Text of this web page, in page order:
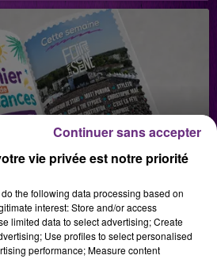
VIP POUR LES
EN SCÈNE 2026
vie privée est notre priorité
do the following data processing based on
interest: Store and/or access
limited data to select advertising; Create
Use profiles to select personalised
performance; Measure content
Continuer sans accepter